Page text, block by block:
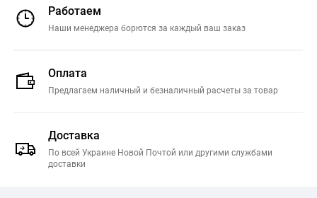
Работаем
Наши менеджера борются за каждый ваш заказ
Оплата
Предлагаем наличный и безналичный расчеты за товар
Доставка
По всей Украине Новой Почтой или другими службами
доставки